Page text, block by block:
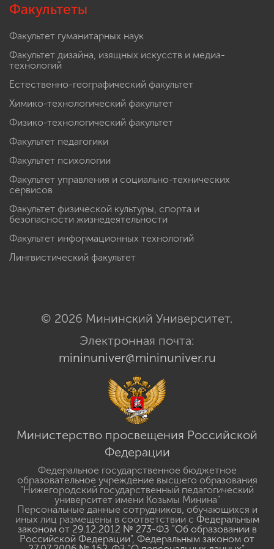
Факультеты
Факультет гуманитарных наук
Факультет дизайна, изящных искусств и медиа-
технологий
Естественно-географический факультет
Химико-технологический факультет
Физико-технологический факультет
Факультет педагогики
Факультет психологии
Факультет управления и социально-технических
сервисов
Факультет физической культуры, спорта и
безопасности жизнедеятельности
Факультет информационных технологий
Лингвистический факультет
© 2026 Мининский Университет.
Электронная почта:
mininuniver@mininuniver.ru
Министерство просвещения Российской
Федерации
Федеральное государственное бюджетное
образовательное учреждение высшего образования
"Нижегородский государственный педагогический
университет имени Козьмы Минина"
Персональные данные сотрудников, обучающихся и
иных лиц размещены в соответствии с Федеральным
законом от 29.12.2012 № 273-ФЗ "Об образовании в
Российской Федерации", Федеральным законом от